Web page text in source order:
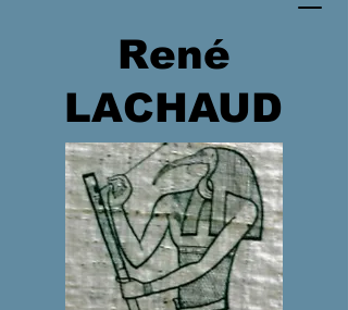
René
LACHAUD